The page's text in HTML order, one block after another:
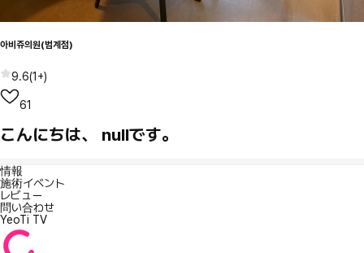
아비쥬의원(범계점)
9.6(1+)
61
こんにちは、 nullです。
情報
施術イベント
レビュー
問い合わせ
YeoTi TV